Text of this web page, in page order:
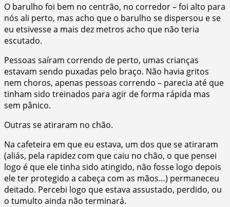
O barulho foi bem no centrão, no corredor – foi alto para
nós ali perto, mas acho que o barulho se dispersou e se
eu etsivesse a mais dez metros acho que não teria
escutado.
Pessoas saíram correndo de perto, umas crianças
estavam sendo puxadas pelo braço. Não havia gritos
nem choros, apenas pessoas correndo – parecia até que
tinham sido treinados para agir de forma rápida mas
sem pânico.
Outras se atiraram no chão.
Na cafeteira em que eu estava, um dos que se atiraram
(aliás, pela rapidez com que caiu no chão, o que pensei
logo é que ele tinha sido atingido, não fosse logo depois
ele ter protegido a cabeça com as mãos…) permaneceu
deitado. Percebi logo que estava assustado, perdido, ou
o tumulto ainda não terminará.